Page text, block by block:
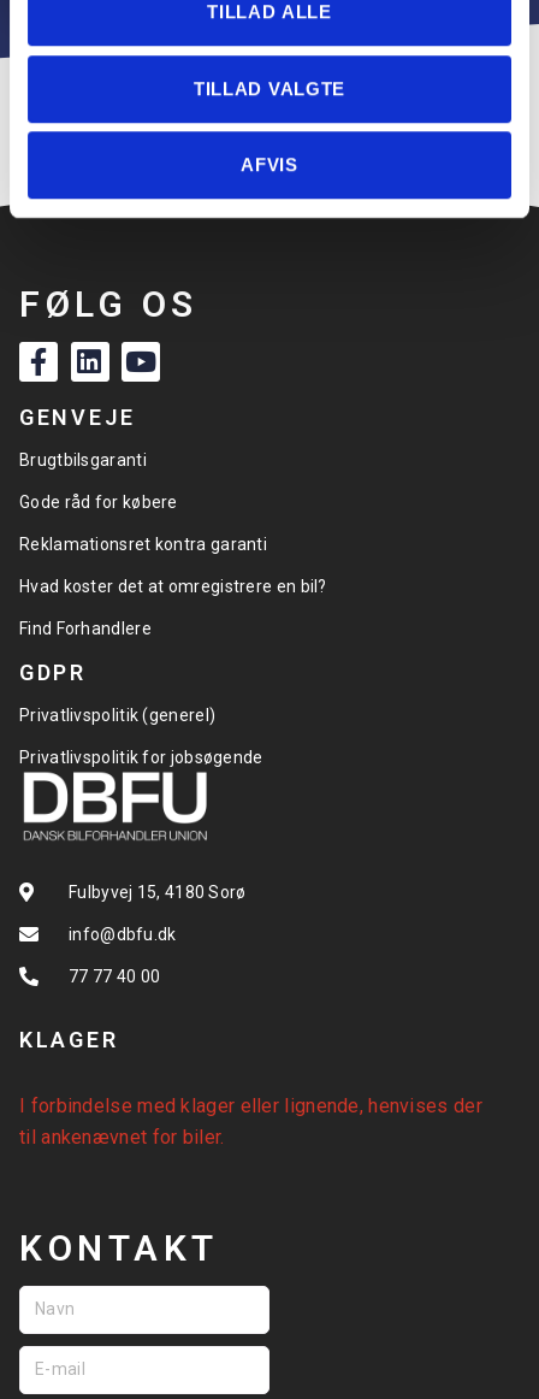
TILLAD ALLE
TILLAD VALGTE
AFVIS
FØLG OS
GENVEJE
Brugtbilsgaranti
Gode råd for købere
Reklamationsret kontra garanti
Hvad koster det at omregistrere en bil?
Find Forhandlere
GDPR
Privatlivspolitik (generel)
Privatlivspolitik for jobsøgende
Fulbyvej 15, 4180 Sorø
info@dbfu.dk
77 77 40 00
KLAGER
I forbindelse med klager eller lignende, henvises der
tilankenævnet for biler.
KONTAKT